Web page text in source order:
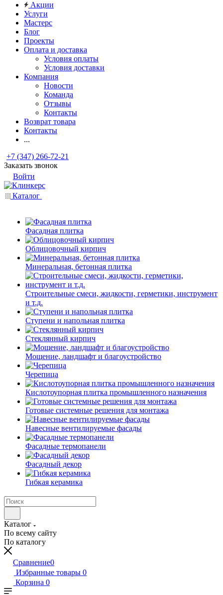
Акции
Услуги
Мастерс
Блог
Проекты
Оплата и доставка
Условия оплаты
Условия доставки
Компания
Новости
Команда
Отзывы
Контакты
Возврат товара
Контакты
...
+7 (347) 266-72-21
Заказать звонок
Войти
Каталог
Фасадная плитка
Облицовочный кирпич
Минеральная, бетонная плитка
Строительные смеси, жидкости, герметики, инструмент
и т.д.
Ступени и напольная плитка
Cтеклянный кирпич
Мощение, ландшафт и благоустройство
Черепица
Кислотоупорная плитка промышленного назначения
Готовые системные решения для монтажа
Навесные вентилируемые фасады
Фасадные термопанели
Фасадный декор
Гибкая керамика
Каталог
По всему сайту
По каталогу
Сравнение0
Избранные товары 0
Корзина 0